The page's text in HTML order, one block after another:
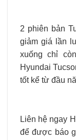
2 phiên bản
giảm giá lần
xuống chỉ
Hyundai
tốt kể từ đầu
Liên hệ ngay
để được báo